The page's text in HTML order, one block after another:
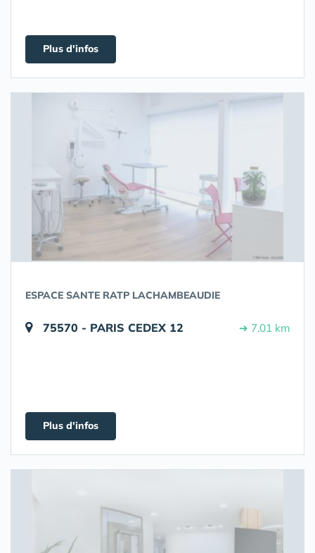
Plus d'infos
ESPACE SANTE RATP LACHAMBEAUDIE
75570 - PARIS CEDEX 12 ➔ 7.01 km
Plus d'infos